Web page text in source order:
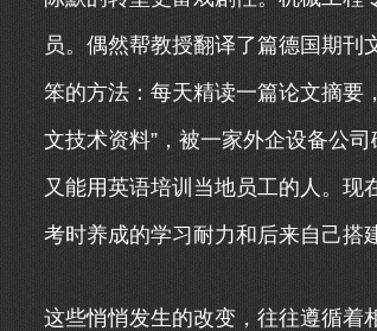
员。偶然帮教授翻译了篇德国期
笨的方法：每天精读一篇论文摘要
文技术资料”，被一家外企设备公
又能用英语培训当地员工的人。现
考时养成的学习耐力和后来自己搭
这些悄悄发生的改变，往往遵循